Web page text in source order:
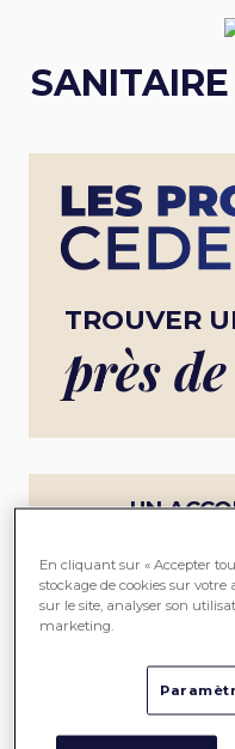
TROUVER
près
UN
SEREIN
ME
Dans
En cliquant sur « Accepter
stockage de cookies sur
sur le site, analyser son
marketing.